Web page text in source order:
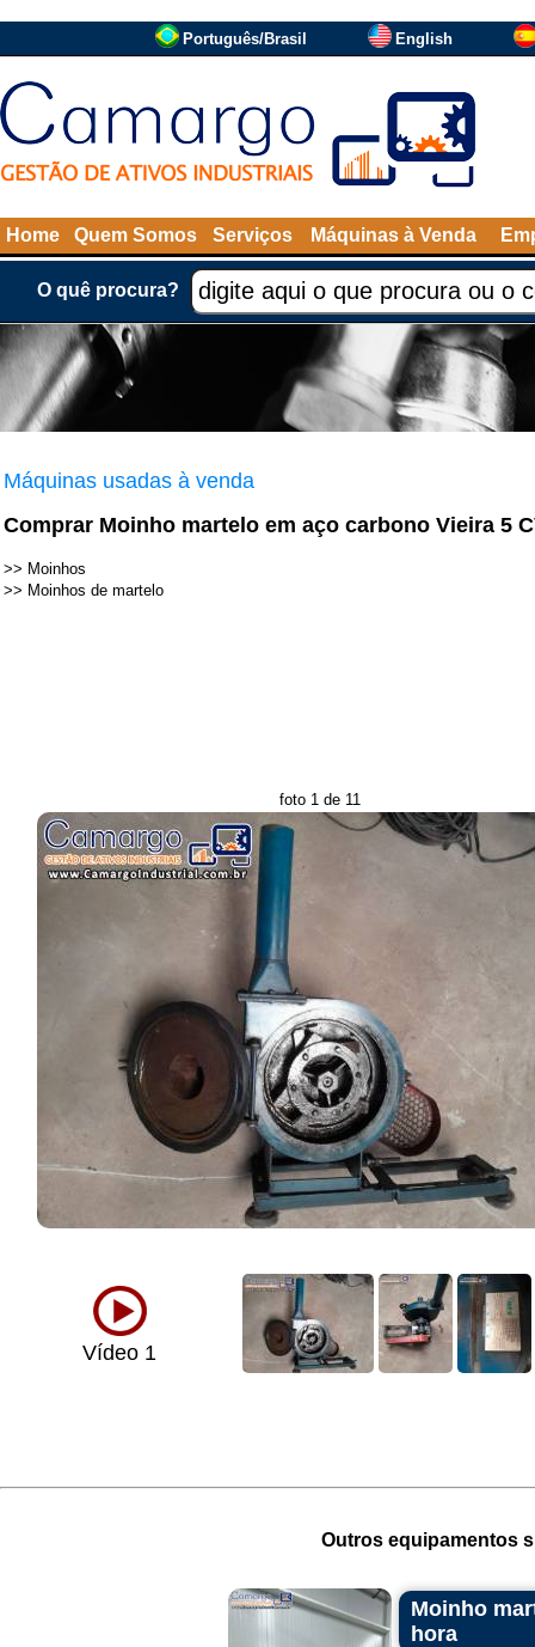
Português/Brasil English
Home Quem Somos Serviços Máquinas à Venda
O quê procura?
Máquinas usadas à venda
Comprar Moinho martelo em aço carbono Vieira 5
>> Moinhos
>> Moinhos de martelo
foto 1 de 11
Vídeo 1
Outros equipamentos
Moinho
hora